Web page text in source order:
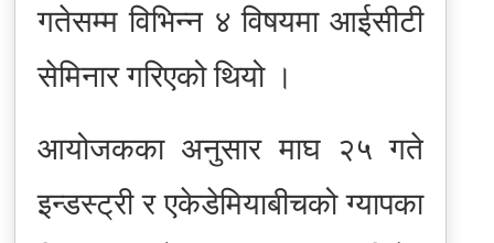
गतेसम्म विभिन्न ४ विषयमा आईसीटी
सेमिनार गरिएको थियो ।
आयोजकका अनुसार माघ २५ गते
इन्डस्ट्री र एकेडेमियाबीचको ग्यापका